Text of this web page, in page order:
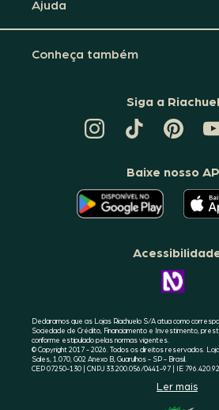
Ajuda
Conheça também
Siga a
TIKTOK
DA DA
Baixe nosso
O
APLICATIVO
DA
RIACHUELO
GOOGLE
CONHEÇA
A
Declaramos que as Lojas Riachuelo S/A atua como
Sociedade de Crédito, Financiamento e Investimento,
conforme estipulado pelas normas vigentes.
© Copyright 2017 - 2026. Todos os direitos reservados.
Sales, 1.070, G02 Anexo B, Guarulhos - SP - Brasil.
CEP 07250-130 | CNPJ 33.200.056/0441-97 | IE
Ler mais